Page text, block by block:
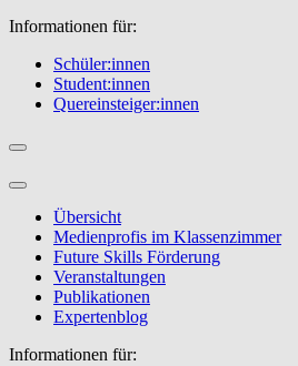
Informationen für:
Schüler:innen
Student:innen
Quereinsteiger:innen
Übersicht
Medienprofis im Klassenzimmer
Future Skills Förderung
Veranstaltungen
Publikationen
Expertenblog
Informationen für: